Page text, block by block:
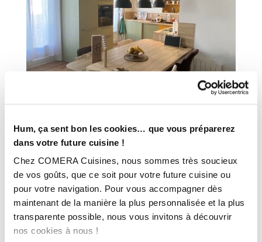
Hum, ça sent bon les cookies… que vous préparerez
dans votre future cuisine !
Chez COMERA Cuisines, nous sommes très soucieux
de vos goûts, que ce soit pour votre future cuisine ou
pour votre navigation. Pour vous accompagner dès
maintenant de la manière la plus personnalisée et la plus
transparente possible, nous vous invitons à découvrir
nos cookies à nous !
INFORMATIONS
TECHNIQUES :
CHAMBERY (73)
COMERA -En savoir plus